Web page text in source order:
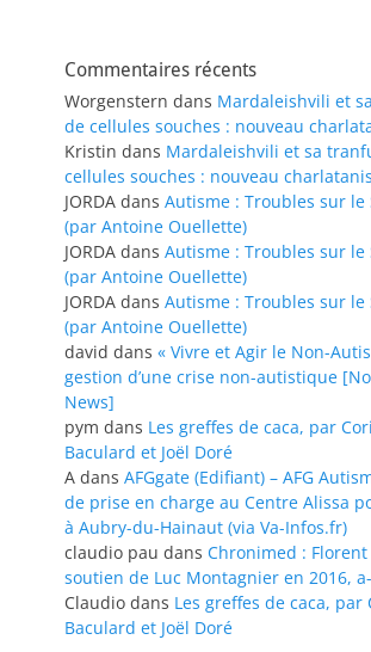
Commentaires récents
Worgenstern dans Mardaleishvili et
de cellules souches : nouveau
Kristin dans Mardaleishvili et sa
cellules souches : nouveau
JORDA dans Autisme : Troubles sur le
(par Antoine Ouellette)
JORDA dans Autisme : Troubles sur le
(par Antoine Ouellette)
JORDA dans Autisme : Troubles sur le
(par Antoine Ouellette)
david dans « Vivre et Agir le Non-
gestion d’une crise non-autistique
News]
pym dans Les greffes de caca, par
Baculard et Joël Doré
A dans AFGgate (Edifiant) – AFG
de prise en charge au Centre Alissa
à Aubry-du-Hainaut (via Va-Infos.fr)
claudio pau dans Chronimed : Florent
soutien de Luc Montagnier en 2016,
Claudio dans Les greffes de caca, par
Baculard et Joël Doré